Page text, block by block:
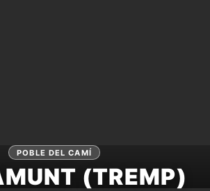
POBLE DEL CAMÍ
(TREMP)